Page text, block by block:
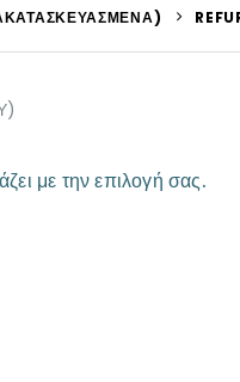
με την επιλογή σας.